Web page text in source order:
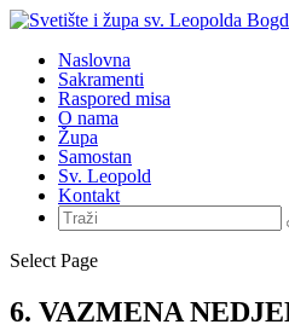
Naslovna
Sakramenti
Raspored misa
O nama
Župa
Samostan
Sv. Leopold
Kontakt
Select Page
6. VAZMENA